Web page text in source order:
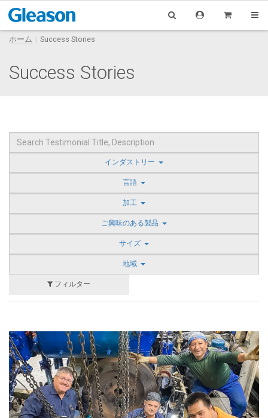
ホーム Success Stories
Success Stories
インダストリー
言語
加工
ご興味のある製品
サイズ
地域
フィルター